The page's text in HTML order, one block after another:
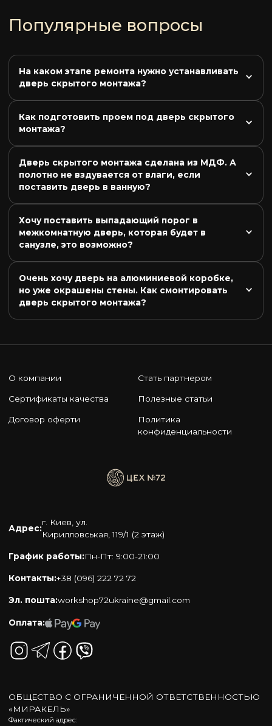
Популярные вопросы
На каком этапе ремонта нужно устанавливать
дверь скрытого монтажа?
Как подготовить проем под дверь скрытого
монтажа?
Дверь скрытого монтажа сделана из МДФ. А
полотно не вздувается от влаги, если
поставить дверь в ванную?
Хочу поставить выпадающий порог в
межкомнатную дверь, которая будет в
санузле, это возможно?
Очень хочу дверь на алюминиевой коробке,
но уже окрашены стены. Как смонтировать
дверь скрытого монтажа?
О компании Стать партнером
Сертификаты качества Полезные статьи
Договор оферти
Политика
конфиденциальности
Адрес:
г. Киев, ул.
Кирилловськая, 119/1 (2 этаж)
График работы:Пн-Пт: 9:00-21:00
Контакты:+38 (096) 222 72 72
Эл. пошта:workshop72ukraine@gmail.com
Оплата:
ОБЩЕСТВО С ОГРАНИЧЕННОЙ ОТВЕТСТВЕННОСТЬЮ
«МИРАКЕЛЬ»
Фактический адрес: